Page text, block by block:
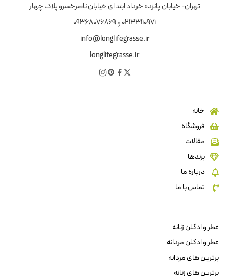
تهران- خیابان پانزده خرداد ابتدای خیابان ناصرخسرو پلاک چهار
02133110971 و 09368076869
info@longlifegrasse.ir
longlifegrasse.ir
خانه
فروشگاه
مقالات
برندها
درباره ما
تماس با ما
عطر و ادکلن زنانه
عطر و ادکلن مردانه
برترین های مردانه
برترین های زنانه